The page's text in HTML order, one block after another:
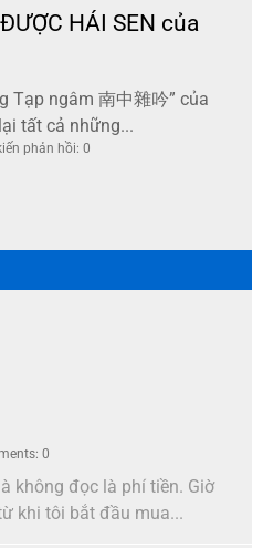
HÁI SEN của
ngâm 南中雜吟” của
tất cả những...
phản hồi: 0
0
không đọc là phí tiền. Giờ
khi tôi bắt đầu mua...